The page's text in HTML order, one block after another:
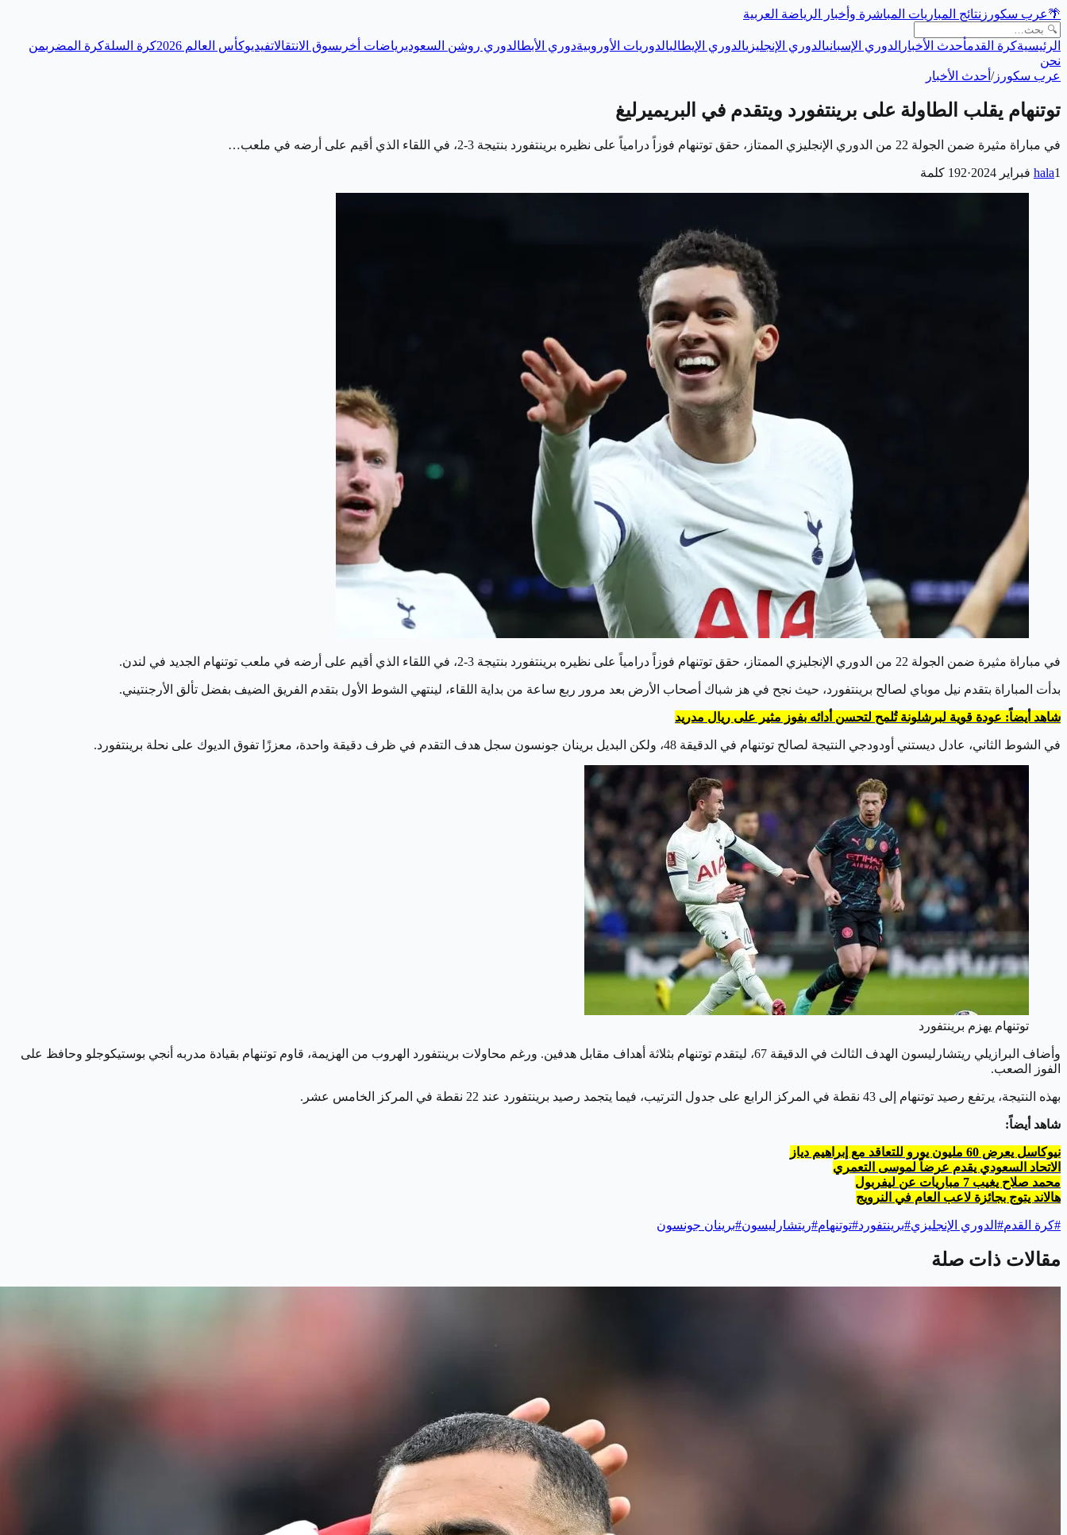
🌴عرب سكورز نتائج المباريات المباشرة وأخبار الرياضة العربية
الرئيسيةكرة القدمأحدث الأخبار الدوري الإسبانيالدوري الإنجليزيالدوري الإيطاليالدوريات الأوروبيةدوري الأبطالدوري روشن السعوديرياضات أخرىسوق الانتقالاتفيديوكأس العالم 2026 كرة السلةكرة المضربمن
نحن
عرب سكورز/ أحدث الأخبار
توتنهام يقلب الطاولة على برينتفورد ويتقدم في البريميرليغ
في مباراة مثيرة ضمن الجولة 22 من الدوري الإنجليزي الممتاز، حقق توتنهام فوزاً درامياً على نظيره برينتفورد بنتيجة 3-2، في اللقاء الذي أقيم على أرضه في ملعب…
hala1 فبراير 2024 ·
192 كلمة
في مباراة مثيرة ضمن الجولة 22 من الدوري الإنجليزي الممتاز، حقق توتنهام فوزاً درامياً على نظيره برينتفورد بنتيجة 3-2، في اللقاء الذي أقيم على أرضه في ملعب توتنهام الجديد في لندن.
بدأت المباراة بتقدم نيل موباي لصالح برينتفورد، حيث نجح في هز شباك أصحاب الأرض بعد مرور ربع ساعة من بداية اللقاء، لينتهي الشوط الأول بتقدم الفريق الضيف بفضل تألق الأرجنتيني.
شاهد أيضاً: عودة قوية لبرشلونة تُلمح لتحسن أدائه بفوز مثير على ريال مدريد
في الشوط الثاني، عادل ديستني أودودجي النتيجة لصالح توتنهام في الدقيقة 48، ولكن البديل برينان جونسون سجل هدف التقدم في ظرف دقيقة واحدة، معززًا تفوق الديوك على نحلة برينتفورد.
توتنهام يهزم برينتفورد
وأضاف البرازيلي ريتشارليسون الهدف الثالث في الدقيقة 67، ليتقدم توتنهام بثلاثة أهداف مقابل هدفين. ورغم محاولات برينتفورد الهروب من الهزيمة، قاوم توتنهام بقيادة مدربه أنجي بوستيكوجلو وحافظ على
الفوز الصعب.
بهذه النتيجة، يرتفع رصيد توتنهام إلى 43 نقطة في المركز الرابع على جدول الترتيب، فيما يتجمد رصيد برينتفورد عند 22 نقطة في المركز الخامس عشر.
شاهد أيضاً:
نيوكاسل يعرض 60 مليون يورو للتعاقد مع إبراهيم دياز
الاتحاد السعودي يقدم عرضاً لموسى التعمري
محمد صلاح يغيب 7 مباريات عن ليفربول
هالاند يتوج بجائزة لاعب العام في النرويج
#كرة القدم# الدوري الإنجليزي#برينتفورد#توتنهام#ريتشارليسون#برينان جونسون
مقالات ذات صلة